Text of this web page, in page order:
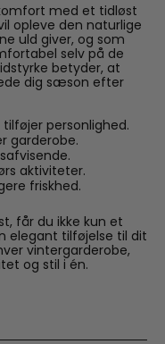
med et tidløst
opleve den naturlige
uld giver, og som
selv på de
betyder, at
dig sæson efter
personlighed.
garderobe.
aktiviteter.
friskhed.
får du ikke kun et
elegant tilføjelse til dit
vintergarderobe,
og stil i én.